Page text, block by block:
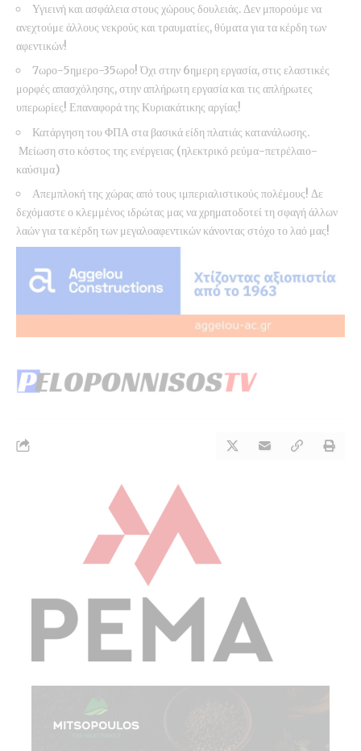
Υγιεινή και ασφάλεια στους χώρους δουλειάς. Δεν μπορούμε να
ανεχτούμε άλλους νεκρούς και τραυματίες, θύματα για τα κέρδη των
αφεντικών!
7ωρο-5ημερο-35ωρο! Όχι στην 6ημερη εργασία, στις ελαστικές
μορφές απασχόλησης, στην απλήρωτη εργασία και τις απλήρωτες
υπερωρίες! Επαναφορά της Κυριακάτικης αργίας!
Κατάργηση του ΦΠΑ στα βασικά είδη πλατιάς κατανάλωσης.
Μείωση στο κόστος της ενέργειας (ηλεκτρικό ρεύμα-πετρέλαιο-
καύσιμα)
Απεμπλοκή της χώρας από τους ιμπεριαλιστικούς πολέμους! Δε
δεχόμαστε ο κλεμμένος ιδρώτας μας να χρηματοδοτεί τη σφαγή άλλων
λαών για τα κέρδη των μεγαλοαφεντικών κάνοντας στόχο το λαό μας!